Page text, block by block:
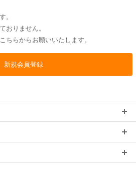
。
おりません。
ちらからお願いいたします。